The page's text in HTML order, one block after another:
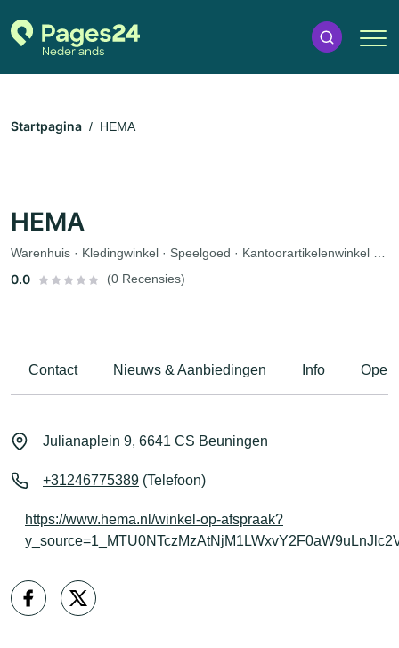
Startpagina HEMA
HEMA
0.0 (0 Recensies)
Contact Nieuws & Aanbiedingen Info
Julianaplein 9, 6641 CS Beuningen
+31246775389 (Telefoon)
https://www.hema.nl/winkel-op-afspraak?